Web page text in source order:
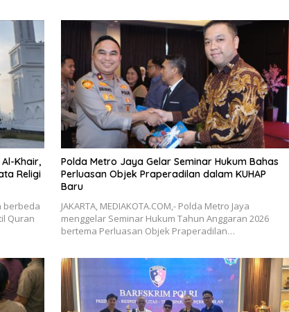
Khair,
Religi
berbeda
Quran
Polda Metro Jaya Gelar Seminar Hukum Bahas
Perluasan Objek Praperadilan dalam KUHAP
Baru
JAKARTA, MEDIAKOTA.COM,- Polda Metro Jaya
menggelar Seminar Hukum Tahun Anggaran 2026
bertema Perluasan Objek Praperadilan…